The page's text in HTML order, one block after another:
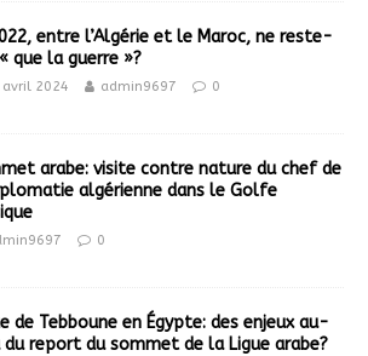
entre l’Algérie et le Maroc, ne reste-
que la guerre »?
avril 2024 admin9697 0
arabe: visite contre nature du chef de
algérienne dans le Golfe
0
de Tebboune en Égypte: des enjeux au-
du report du sommet de la Ligue arabe?